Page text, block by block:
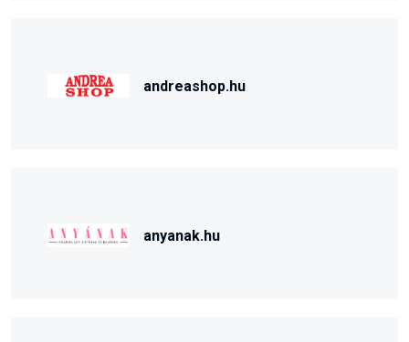
andreashop.hu
anyanak.hu